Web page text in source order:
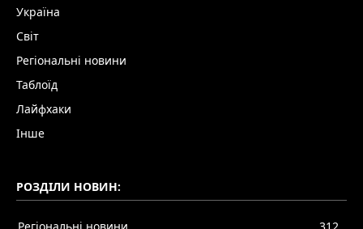
Україна
Світ
Регіональні новини
Таблоїд
Лайфхаки
Інше
РОЗДІЛИ НОВИН: